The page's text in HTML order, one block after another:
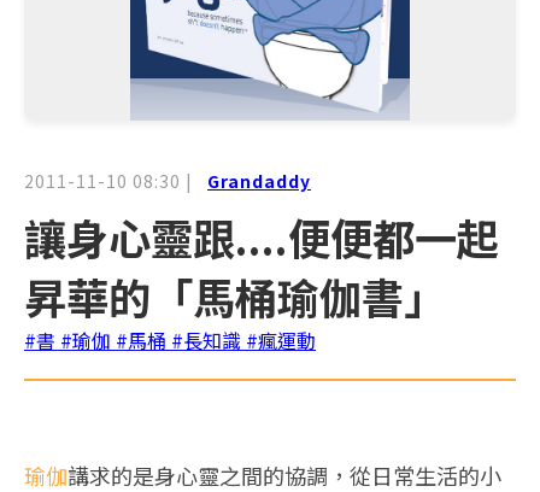
2011-11-10 08:30 | Grandaddy
讓身心靈跟....便便都一起
昇華的「馬桶瑜伽書」
#書 #瑜伽 #馬桶 #長知識 #瘋運動
瑜伽講求的是身心靈之間的協調，從日常生活的小